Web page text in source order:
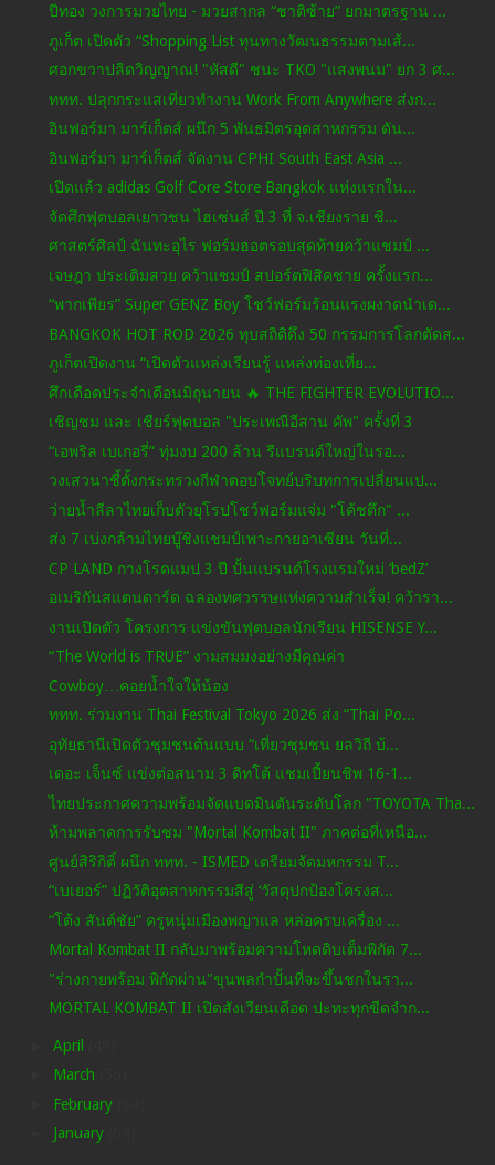
ปีทอง วงการมวยไทย - มวยสากล “ชาติซ้าย” ยกมาตรฐาน ...
ภูเก็ต เปิดตัว “Shopping List ทุนทางวัฒนธรรมตามเส้...
ศอกขวาปลิดวิญญาณ! "หัสดี" ชนะ TKO "แสงพนม" ยก 3 ศ...
ททท. ปลุกกระแสเที่ยวทำงาน Work From Anywhere ส่งก...
อินฟอร์มา มาร์เก็ตส์ ผนึก 5 พันธมิตรอุตสาหกรรม ดัน...
อินฟอร์มา มาร์เก็ตส์ จัดงาน CPHI South East Asia ...
เปิดแล้ว adidas Golf Core Store Bangkok แห่งแรกใน...
จัดศึกฟุตบอลเยาวชน ไฮเซ่นส์ ปี 3 ที่ จ.เชียงราย ชิ...
ศาสตร์ศิลป์ ฉันทะอุไร ฟอร์มฮอตรอบสุดท้ายคว้าแชมป์ ...
เจษฎา ประเดิมสวย คว้าแชมป์ สปอร์ตฟิสิคชาย ครั้งแรก...
“พากเพียร” Super GENZ Boy โชว์ฟอร์มร้อนแรงผงาดนำเด...
BANGKOK HOT ROD 2026 ทุบสถิติดึง 50 กรรมการโลกตัดส...
ภูเก็ตเปิดงาน “เปิดตัวแหล่งเรียนรู้ แหล่งท่องเที่ย...
ศึกเดือดประจำเดือนมิถุนายน 🔥 THE FIGHTER EVOLUTIO...
เชิญชม และ เชียร์ฟุตบอล "ประเพณีอีสาน คัพ" ครั้งที่ 3
“เอพริล เบเกอรี่” ทุ่มงบ 200 ล้าน รีแบรนด์ใหญ่ในรอ...
วงเสวนาชี้ตั้งกระทรวงกีฬาตอบโจทย์บริบทการเปลี่ยนแป...
ว่ายน้ำลีลาไทยเก็บตัวยุโรปโชว์ฟอร์มแจ่ม "โค้ชตึก" ...
ส่ง 7 เบ่งกล้ามไทยบู๊ชิงแชมป์เพาะกายอาเซียน วันที่...
CP LAND กางโรดแมป 3 ปี ปั้นแบรนด์โรงแรมใหม่ ‘bedZ’
อเมริกันสแตนดาร์ด ฉลองทศวรรษแห่งความสำเร็จ! คว้ารา...
งานเปิดตัว โครงการ แข่งขันฟุตบอลนักเรียน HISENSE Y...
“The World is TRUE” งามสมมงอย่างมีคุณค่า
Cowboy…คอยน้ำใจให้น้อง
ททท. ร่วมงาน Thai Festival Tokyo 2026 ส่ง “Thai Po...
อุทัยธานีเปิดตัวชุมชนต้นแบบ “เที่ยวชุมชน ยลวิถี บ้...
เดอะ เจ็นซ์ แข่งต่อสนาม 3 ดิทโต้ แชมเปี้ยนชิพ 16-1...
ไทยประกาศความพร้อมจัดแบดมินตันระดับโลก "TOYOTA Tha...
ห้ามพลาดการรับชม "Mortal Kombat II" ภาคต่อที่เหนือ...
ศูนย์สิริกิติ์ ผนึก ททท. - ISMED เตรียมจัดมหกรรม T...
“เบเยอร์” ปฏิวัติอุตสาหกรรมสีสู่ ‘วัสดุปกป้องโครงส...
“โต้ง สันต์ชัย” ครูหนุ่มเมืองพญาแล หล่อครบเครื่อง ...
Mortal Kombat II กลับมาพร้อมความโหดดิบเต็มพิกัด 7...
"ร่างกายพร้อม พิกัดผ่าน"ขุนพลกำปั้นที่จะขึ้นชกในรา...
MORTAL KOMBAT II เปิดสังเวียนเดือด ปะทะทุกขีดจำก...
April
March
February
January